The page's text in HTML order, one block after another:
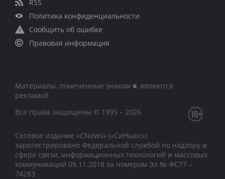
RSS
Политика конфиденциальности
Сообщить об ошибке
Правовая информация
Материалы, помеченные знаком ■, являются
рекламой
Все права защищены © 1995 – 2026
Сетевое издание «CNews» («СиНьюс»)
зарегистрировано Федеральной службой по надзору в
сфере связи, информационных технологий и массовых
коммуникаций 09.11.2018 за номером Эл № ФС77 –
74283